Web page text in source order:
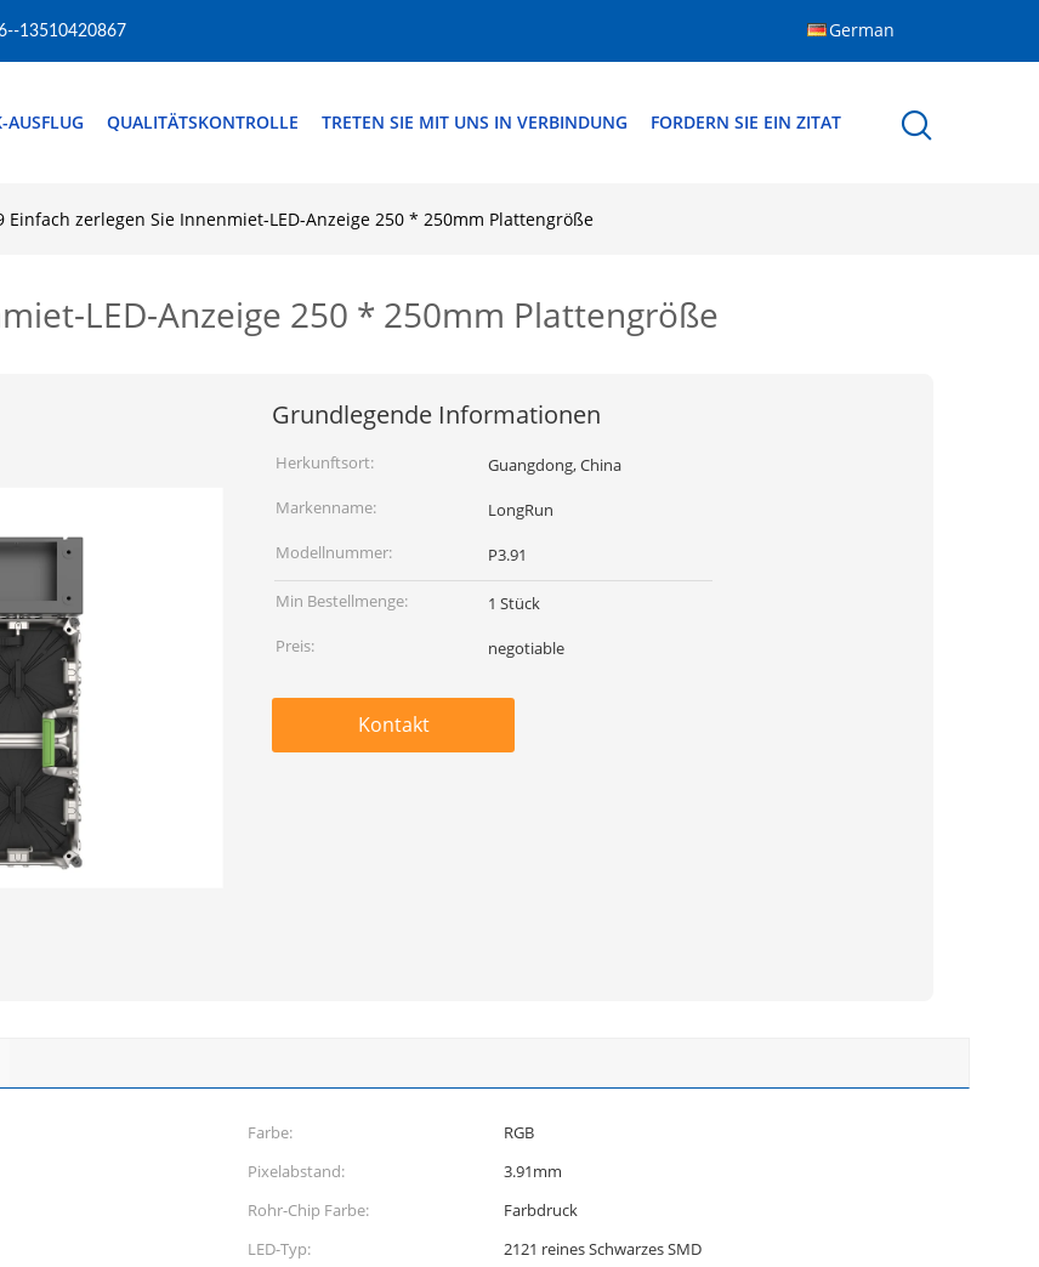
13510420867 German
AUSFLUG QUALITÄTSKONTROLLE TRETEN SIE MIT UNS IN VERBINDUNG FORDERN SIE EIN ZITAT
Einfach zerlegen Sie Innenmiet-LED-Anzeige 250 * 250mm Plattengröße
LED-Anzeige 250 * 250mm Plattengröße
Grundlegende Informationen
Herkunftsort:
Guangdong, China
Markenname:
LongRun
Modellnummer:
P3.91
Min Bestellmenge:
1 Stück
Preis:
negotiable
Kontakt
Farbe:
RGB
Pixelabstand:
3.91mm
Rohr-Chip Farbe:
Farbdruck
LED-Typ:
2121 reines Schwarzes SMD